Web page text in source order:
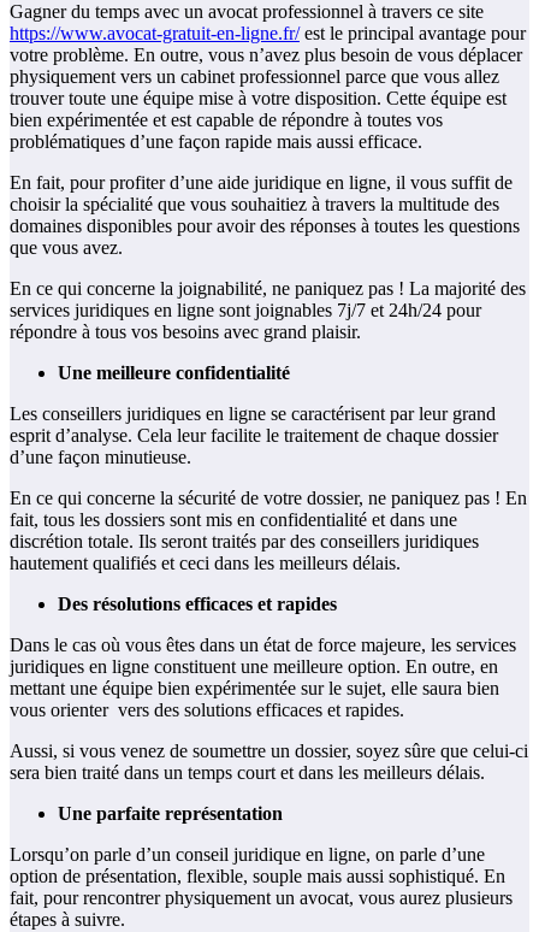
Gagner du temps avec un avocat professionnel à travers ce site
https://www.avocat-gratuit-en-ligne.fr/est le principal avantage pour
votre problème. En outre, vous n’avez plus besoin de vous déplacer
physiquement vers un cabinet professionnel parce que vous allez
trouver toute une équipe mise à votre disposition. Cette équipe est
bien expérimentée et est capable de répondre à toutes vos
problématiques d’une façon rapide mais aussi efficace.
En fait, pour profiter d’une aide juridique en ligne, il vous suffit de
choisir la spécialité que vous souhaitiez à travers la multitude des
domaines disponibles pour avoir des réponses à toutes les questions
que vous avez.
En ce qui concerne la joignabilité, ne paniquez pas ! La majorité des
services juridiques en ligne sont joignables 7j/7 et 24h/24 pour
répondre à tous vos besoins avec grand plaisir.
Une meilleure confidentialité
Les conseillers juridiques en ligne se caractérisent par leur grand
esprit d’analyse. Cela leur facilite le traitement de chaque dossier
d’une façon minutieuse.
En ce qui concerne la sécurité de votre dossier, ne paniquez pas ! En
fait, tous les dossiers sont mis en confidentialité et dans une
discrétion totale. Ils seront traités par des conseillers juridiques
hautement qualifiés et ceci dans les meilleurs délais.
Des résolutions efficaces et rapides
Dans le cas où vous êtes dans un état de force majeure, les services
juridiques en ligne constituent une meilleure option. En outre, en
mettant une équipe bien expérimentée sur le sujet, elle saura bien
vous orienter vers des solutions efficaces et rapides.
Aussi, si vous venez de soumettre un dossier, soyez sûre que celui-ci
sera bien traité dans un temps court et dans les meilleurs délais.
Une parfaite représentation
Lorsqu’on parle d’un conseil juridique en ligne, on parle d’une
option de présentation, flexible, souple mais aussi sophistiqué. En
fait, pour rencontrer physiquement un avocat, vous aurez plusieurs
étapes à suivre.